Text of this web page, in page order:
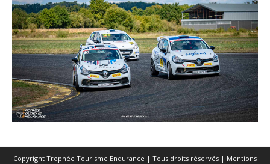
Copyright Trophée Tourisme Endurance | Tous droits réservés | Mentions